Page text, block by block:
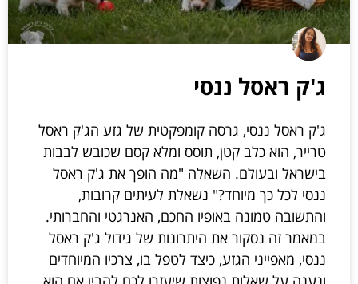
ג'ק ראסל ננסי
ג'ק ראסל ננסי, גרסה קומפקטית של גזע הג'ק ראסל
טרייר, הוא כלב קטן, תוסס ומלא קסם שכובש לבבות
בישראל ובעולם. השאלה "מה הופך את ג'ק ראסל
ננסי לכל כך מיוחד?" נשאלת לעיתים קרובות,
והתשובה טמונה באופיו החכם, האנרגטי והחברותי.
במאמר זה נסקור את היתרונות של גידול ג'ק ראסל
ננסי, מאפייני הגזע, כיצד לטפל בו, צרכיו המיוחדים